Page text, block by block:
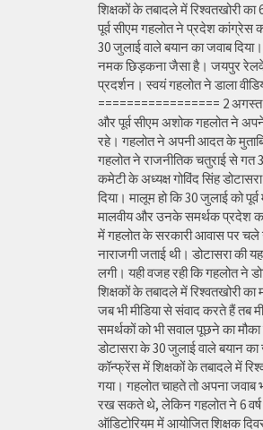
शिक्षकों के तबादले में रिश्वतखोरी का
पूर्व सीएम गहलोत ने प्रदेश कांग्रेस
30 जुलाई वाले बयान का जवाब
नमक छिड़कना जैसा है। जयपुर रेलवे
प्रदर्शन। स्वयं गहलोत ने डाला
================= 2 अगस्त
और पूर्व सीएम अशोक गहलोत ने
रहे। गहलोत ने अपनी आदत के
गहलोत ने राजनीतिक चतुराई से
कमेटी के अध्यक्ष गोविंद सिंह
दिया। मालूम हो कि 30 जुलाई को
मालवीय और उनके समर्थक प्रदेश
में गहलोत के सरकारी आवास पर चले
नाराजगी जताई थी। डोटासरा की
लगी। यही वजह रही कि गहलोत ने
शिक्षकों के तबादले में रिश्वतखोरी का
जब भी मीडिया से संवाद करते हैं तब
समर्थकों को भी सवाल पूछने का
डोटासरा के 30 जुलाई वाले बयान
कॉन्फ्रेंस में शिक्षकों के तबादले में
गया। गहलोत चाहते तो अपना
रख सकते थे, लेकिन गहलोत ने 6 वर्ष
ऑडिटोरियम में आयोजित शिक्षक